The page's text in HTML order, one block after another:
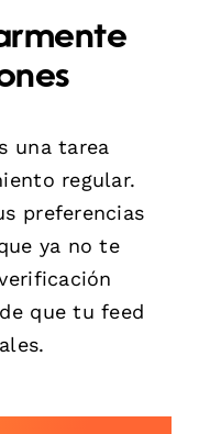
una tarea
regular.
preferencias
ya no te
que tu feed